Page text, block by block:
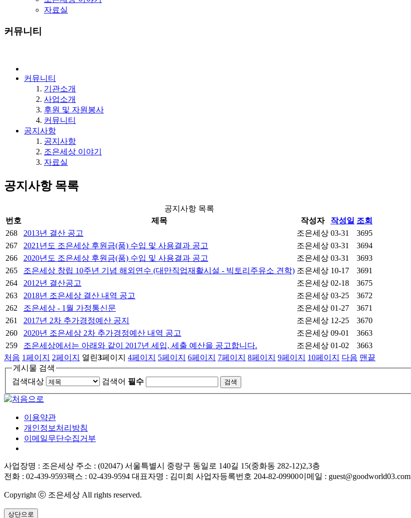
자료실
커뮤니티
커뮤니티
기관소개
사업소개
후원 및 자원봉사
커뮤니티
공지사항
공지사항
조은세상 이야기
자료실
공지사항목록
공지사항 목록
번호
제목 작성자 작성일 조회
268
2013년 결산 공고 조은세상 03-31
3695
267
2021년도 조은세상 후원금(품) 수입 및 사용결과 공고 조은세상 03-31
3694
266
2020년도 조은세상 후원금(품) 수입 및 사용결과 공고 조은세상 03-31
3693
265
조은세상 창립 10주년 기념 해외연수 (대만직업재활시설 - 빅토리주유소 견학) 조은세상 10-17
3691
264
2012년 결산공고 조은세상 02-18
3675
263
2018년 조은세상 결산 내역 공고 조은세상 03-25
3672
262
조은세상 - 1월 가정통신문 조은세상 01-27
3671
261
2017년 2차 추가경정예산 공지 조은세상 12-25
3670
260
2020년 조은세상 2차 추가경정예산 내역 공고 조은세상 09-01
3663
259
조은세상에서는 아래와 같이 2017년 세입, 세출 예산을 공고합니다. 조은세상 01-02
3663
처음 1페이지 2페이지 열린3페이지 4페이지 5페이지 6페이지 7페이지 8페이지 9페이지 10페이지 다음 맨끝
게시물 검색
검색대상
검색어 필수
이용약관
개인정보처리방침
이메일무단수집거부
사업장명 : 조은세상 주소 : (02047) 서울특별시 중랑구 동일로 140길 15(중화동 282-12)2,3층
전화 : 02-439-9593팩스 : 02-439-9594 대표자명 : 김미희 사업자등록번호 204-82-09900이메일 : guest@goodworld03.com
Copyright ⓒ 조은세상 All rights reserved.
상단으로